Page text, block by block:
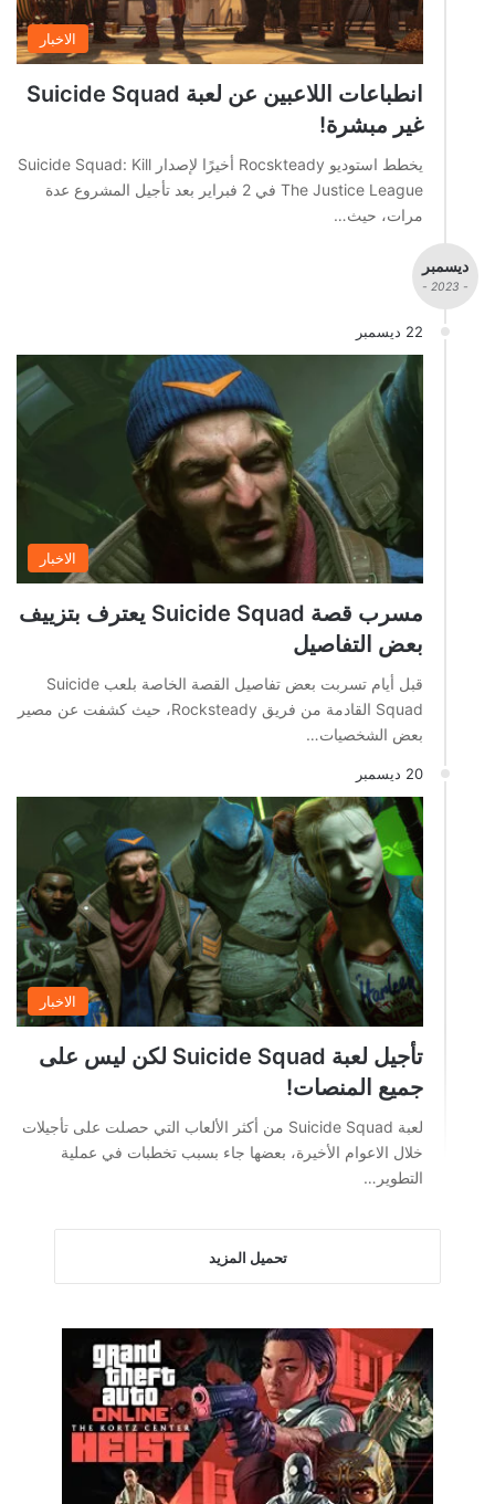
الاخبار
انطباعات اللاعبين عن لعبة Suicide Squad
غير مبشرة!
يخطط استوديو Rocskteady أخيرًا لإصدار Suicide Squad: Kill
The Justice League في 2 فبراير بعد تأجيل المشروع عدة
مرات، حيث…
ديسمبر
- 2023 -
22 ديسمبر
الاخبار
مسرب قصة Suicide Squad يعترف بتزييف
بعض التفاصيل
قبل أيام تسربت بعض تفاصيل القصة الخاصة بلعب Suicide
Squad القادمة من فريق Rocksteady، حيث كشفت عن مصير
بعض الشخصيات…
20 ديسمبر
الاخبار
تأجيل لعبة Suicide Squad لكن ليس على
جميع المنصات!
لعبة Suicide Squad من أكثر الألعاب التي حصلت على تأجيلات
خلال الاعوام الأخيرة، بعضها جاء بسبب تخطبات في عملية
التطوير…
تحميل المزيد